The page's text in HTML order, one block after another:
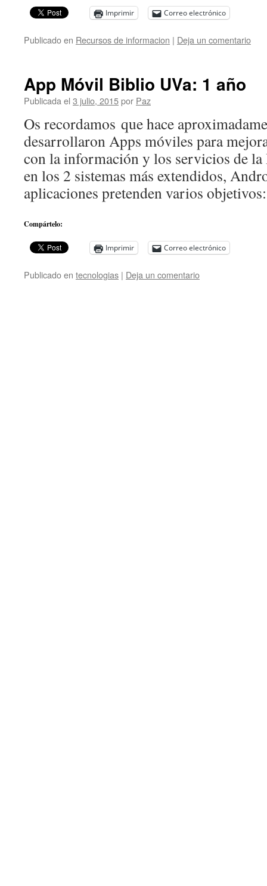
Imprimir Correo electrónico
Publicado en Recursos de informacion | Deja un comentario
App Móvil Biblio UVa: 1 año
Publicada el 3 julio, 2015por Paz
Os recordamos que hace
desarrollaron Apps móviles para
con la información y los servicios de
en los 2 sistemas más extendidos,
aplicaciones pretenden varios
Compártelo:
Imprimir Correo electrónico
Publicado en tecnologias | Deja un comentario